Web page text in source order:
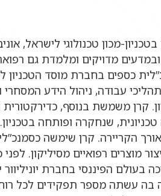
מכון טכנולוגי לישראל,
מדויקים ומלמדת גם
כספים בחברת מוסד
עבודה, ניהול הידע
קרן משמשת בנוסף,
שנחקרה ופותחה
הקריירה. קרן שימשה
מוצרים רפואיים מסיליקון.
הפיננסי בחברת יוניליוור
בה עשתה מספר תפקידים לכל